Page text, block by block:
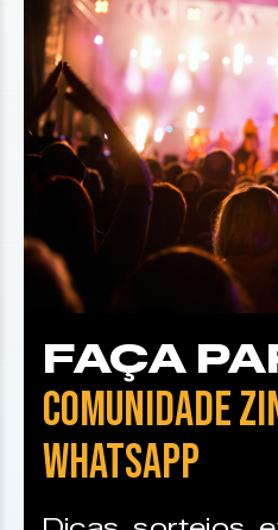
FAÇA
COMUNIDADE
WHATSAPP